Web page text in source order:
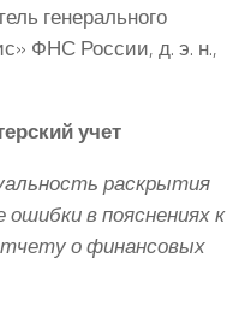
генерального
ФНС России, д. э. н.,
учет
раскрытия
в пояснениях к
о финансовых